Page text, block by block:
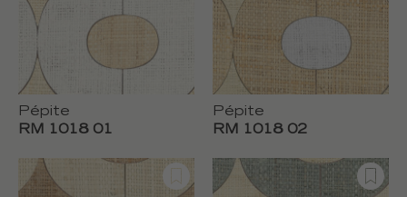
Pépite
RM 1018 01
Pépite
RM 1018 02